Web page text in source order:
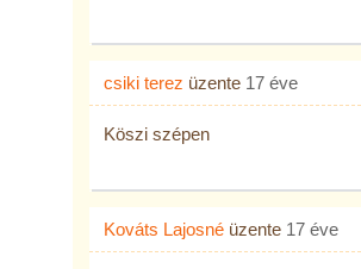
csiki terez üzente 17 éve
Köszi szépen
Kováts Lajosné üzente 17 éve